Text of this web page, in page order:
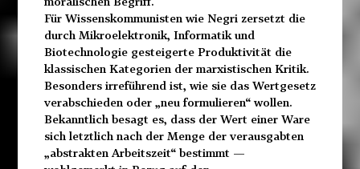
Für Wissenskommunisten wie Negri zersetzt die
durch Mikroelektronik, Informatik und
Biotechnologie gesteigerte Produktivität die
klassischen Kategorien der marxistischen Kritik.
Besonders irreführend ist, wie sie das Wertgesetz
verabschieden oder „neu formulieren“ wollen.
Bekanntlich besagt es, dass der Wert einer Ware
sich letztlich nach der Menge der verausgabten
„abstrakten Arbeitszeit“ bestimmt —